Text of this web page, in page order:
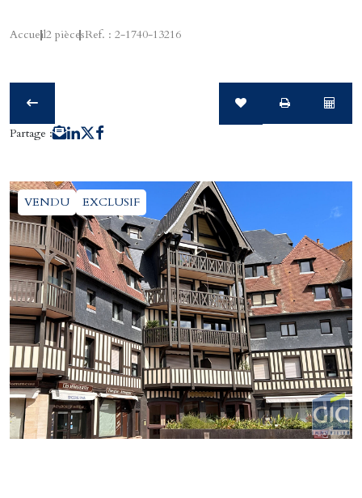
Accueil2 piècesRef. : 2-1740-13216
Partage :
VENDU EXCLUSIF